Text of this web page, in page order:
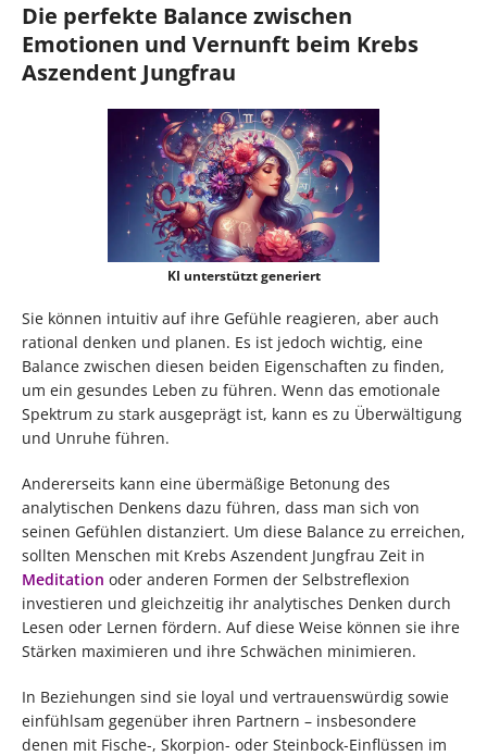
Die perfekte Balance zwischen
Emotionen und Vernunft beim Krebs
Aszendent Jungfrau
KI unterstützt generiert
Sie können intuitiv auf ihre Gefühle reagieren, aber auch
rational denken und planen. Es ist jedoch wichtig, eine
Balance zwischen diesen beiden Eigenschaften zu finden,
um ein gesundes Leben zu führen. Wenn das emotionale
Spektrum zu stark ausgeprägt ist, kann es zu Überwältigung
und Unruhe führen.
Andererseits kann eine übermäßige Betonung des
analytischen Denkens dazu führen, dass man sich von
seinen Gefühlen distanziert. Um diese Balance zu erreichen,
sollten Menschen mit Krebs Aszendent Jungfrau Zeit in
Meditation oder anderen Formen der Selbstreflexion
investieren und gleichzeitig ihr analytisches Denken durch
Lesen oder Lernen fördern. Auf diese Weise können sie ihre
Stärken maximieren und ihre Schwächen minimieren.
In Beziehungen sind sie loyal und vertrauenswürdig sowie
einfühlsam gegenüber ihren Partnern – insbesondere
denen mit Fische-, Skorpion- oder Steinbock-Einflüssen im